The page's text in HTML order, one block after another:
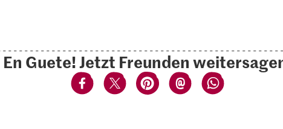
En Guete! Jetzt Freunden